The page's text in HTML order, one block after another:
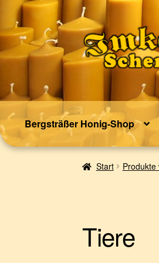
Zur
Navigation
springen
Zum
Inhalt
springen
Bergsträßer Honig-Shop
Start Produkte
Tiere